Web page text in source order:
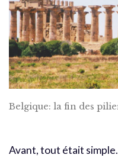
Belgique: la fin des
Avant, tout était simple.